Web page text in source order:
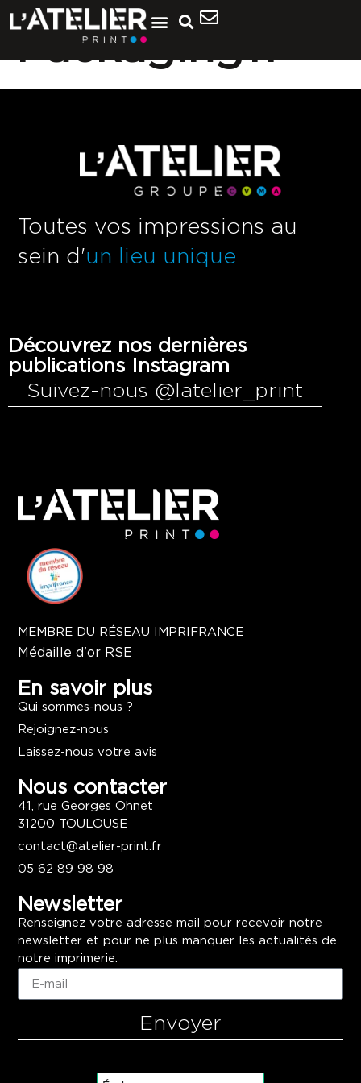
Packaging11
Toutes vos impressions au
sein d'un lieu unique
Découvrez nos dernières
publications Instagram
Suivez-nous @latelier_print
MEMBRE DU RÉSEAU IMPRIFRANCE
Médaille d'or RSE
En savoir plus
Qui sommes-nous ?
Rejoignez-nous
Laissez-nous votre avis
Nous contacter
41, rue Georges Ohnet
31200 TOULOUSE
contact@atelier-print.fr
05 62 89 98 98
Newsletter
Renseignez votre adresse mail pour recevoir notre
newsletter et pour ne plus manquer les actualités de
notre imprimerie.
Envoyer